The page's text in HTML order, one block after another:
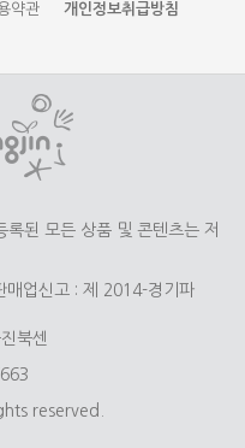
약관 개인정보취급방침
된 모든 상품 및 콘텐츠는 저
업신고 : 제 2014-경기파
북센
reserved.